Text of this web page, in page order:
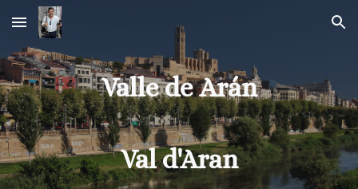
Skip to main content Skip to navigation
Valle de Arán
Val d'Aran